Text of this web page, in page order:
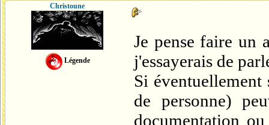
Christoune
Légende
Je pense faire un
j'essayerais de
Si
de personne)
documentation